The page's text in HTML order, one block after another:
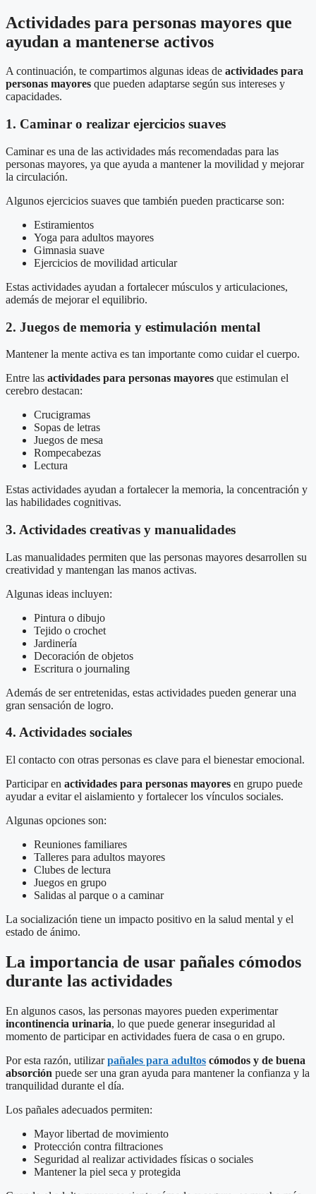
Actividades para personas mayores que
ayudan a mantenerse activos
A continuación, te compartimos algunas ideas de actividades para
personas mayores que pueden adaptarse según sus intereses y
capacidades.
1. Caminar o realizar ejercicios suaves
Caminar es una de las actividades más recomendadas para las
personas mayores, ya que ayuda a mantener la movilidad y mejorar
la circulación.
Algunos ejercicios suaves que también pueden practicarse son:
Estiramientos
Yoga para adultos mayores
Gimnasia suave
Ejercicios de movilidad articular
Estas actividades ayudan a fortalecer músculos y articulaciones,
además de mejorar el equilibrio.
2. Juegos de memoria y estimulación mental
Mantener la mente activa es tan importante como cuidar el cuerpo.
Entre las actividades para personas mayores que estimulan el
cerebro destacan:
Crucigramas
Sopas de letras
Juegos de mesa
Rompecabezas
Lectura
Estas actividades ayudan a fortalecer la memoria, la concentración y
las habilidades cognitivas.
3. Actividades creativas y manualidades
Las manualidades permiten que las personas mayores desarrollen su
creatividad y mantengan las manos activas.
Algunas ideas incluyen:
Pintura o dibujo
Tejido o crochet
Jardinería
Decoración de objetos
Escritura o journaling
Además de ser entretenidas, estas actividades pueden generar una
gran sensación de logro.
4. Actividades sociales
El contacto con otras personas es clave para el bienestar emocional.
Participar en actividades para personas mayores en grupo puede
ayudar a evitar el aislamiento y fortalecer los vínculos sociales.
Algunas opciones son:
Reuniones familiares
Talleres para adultos mayores
Clubes de lectura
Juegos en grupo
Salidas al parque o a caminar
La socialización tiene un impacto positivo en la salud mental y el
estado de ánimo.
La importancia de usar pañales cómodos
durante las actividades
En algunos casos, las personas mayores pueden experimentar
incontinencia urinaria, lo que puede generar inseguridad al
momento de participar en actividades fuera de casa o en grupo.
Por esta razón, utilizarpañales para adultos cómodos y de buena
absorción puede ser una gran ayuda para mantener la confianza y la
tranquilidad durante el día.
Los pañales adecuados permiten:
Mayor libertad de movimiento
Protección contra filtraciones
Seguridad al realizar actividades físicas o sociales
Mantener la piel seca y protegida